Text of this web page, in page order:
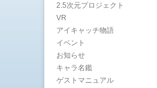
2.5次元プロジェクト
VR
アイキャッチ物語
イベント
お知らせ
キャラ名鑑
ゲストマニュアル